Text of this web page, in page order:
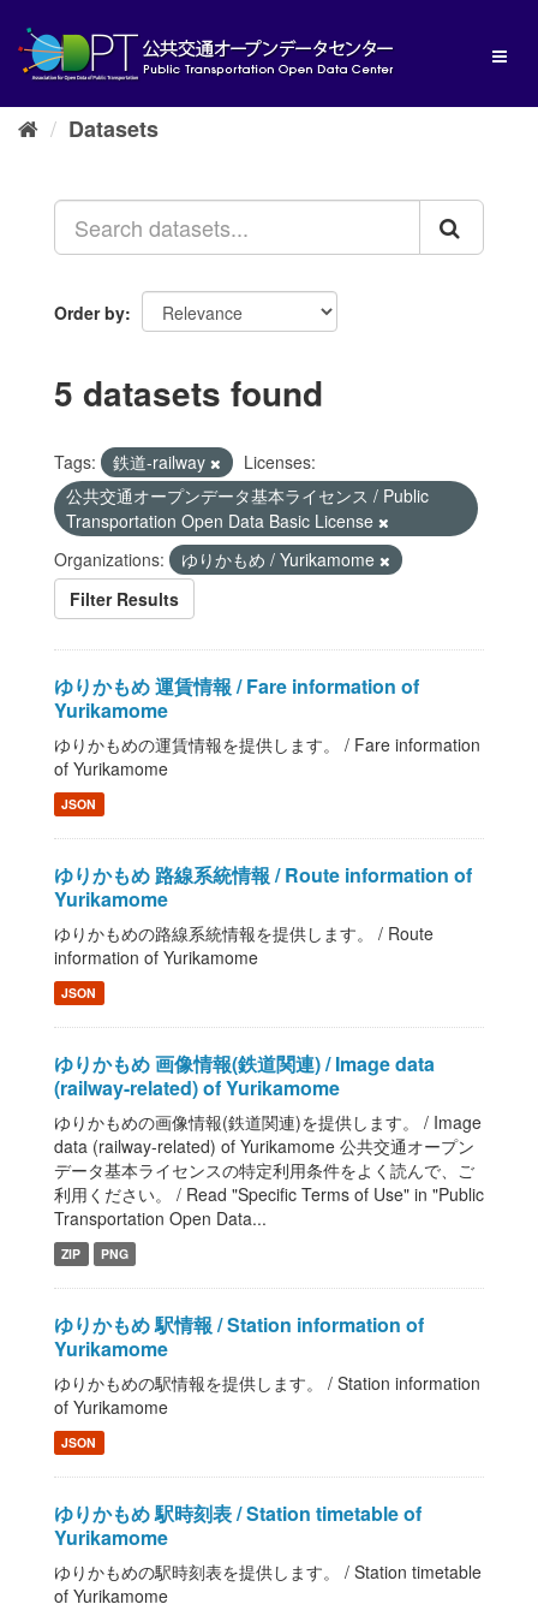
content
Datasets
Order by
5 datasets found
Tags: 鉄道-railway
Licenses:
公共交通オープンデータ基本ライセンス / Public
Transportation Open Data Basic License
Organizations:
ゆりかもめ / Yurikamome
Filter Results
ゆりかもめ 運賃情報 / Fare information of
Yurikamome
ゆりかもめの運賃情報を提供します。 / Fare information
of Yurikamome
JSON
ゆりかもめ 路線系統情報 / Route information of
Yurikamome
ゆりかもめの路線系統情報を提供します。 / Route
information of Yurikamome
JSON
ゆりかもめ 画像情報(鉄道関連) / Image data
(railway-related) of Yurikamome
ゆりかもめの画像情報(鉄道関連)を提供します。 / Image
data (railway-related) of Yurikamome 公共交通オープン
データ基本ライセンスの特定利用条件をよく読んで、ご
利用ください。 / Read "Specific Terms of Use" in "Public
Transportation Open Data...
ZIP PNG
ゆりかもめ 駅情報 / Station information of
Yurikamome
ゆりかもめの駅情報を提供します。 / Station information
of Yurikamome
JSON
ゆりかもめ 駅時刻表 / Station timetable of
Yurikamome
ゆりかもめの駅時刻表を提供します。 / Station timetable
of Yurikamome